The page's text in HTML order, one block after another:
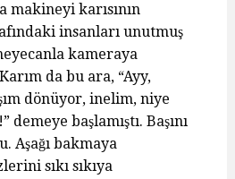
makineyi karısının
insanları unutmuş
kameraya
da bu ara, “Ayy,
dönüyor, inelim, niye
başlamıştı. Başını
Aşağı bakmaya
sıkı sıkıya